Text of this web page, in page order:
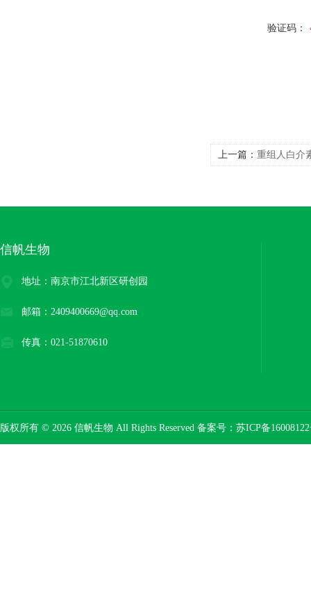
验证码：
上一篇： 重组人白介
信帆生物
地址：南京市江北新区研创园
邮箱：2409400669@qq.com
传真：021-51870610
版权所有 © 2026 信帆生物 All Rights Reserved 备案号： 苏ICP备